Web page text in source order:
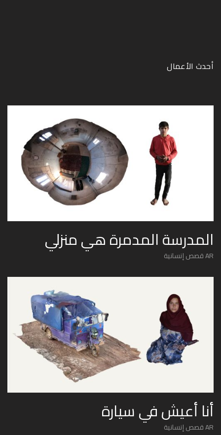
أحدث الأعمال
المدرسة المدمرة هي منزلي
AR قصص إنسانية
أنا أعيش في سيارة
AR قصص إنسانية